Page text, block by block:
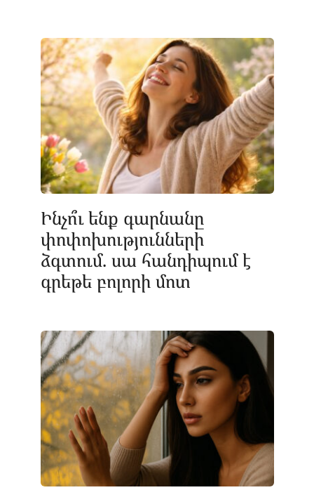
Ինչո՞ւ ենք գարնանը
փոփոխությունների
ձգտում. սա հանդիպում է
գրեթե բոլորի մոտ